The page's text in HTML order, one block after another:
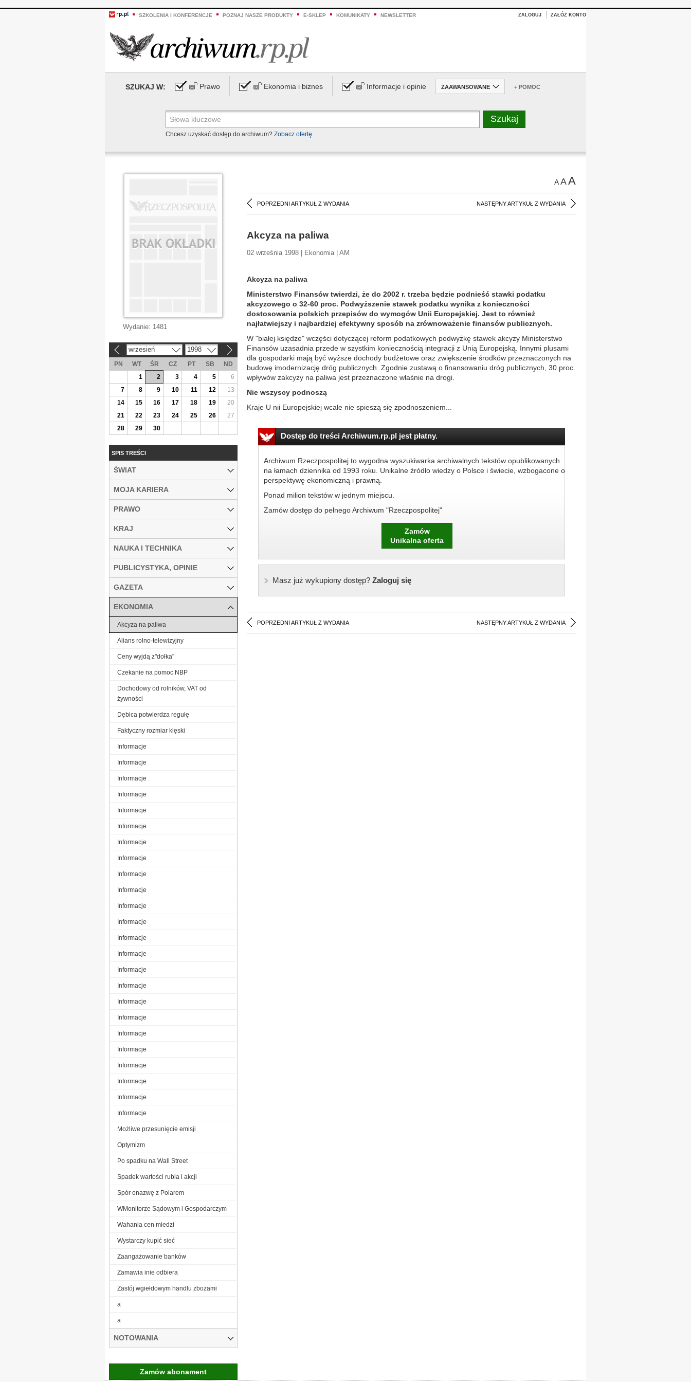
SZKOLENIA I KONFERENCJE POZNAJ NASZE PRODUKTY E-SKLEP KOMUNIKATY NEWSLETTER ZALOGUJ ZAŁÓŻ KONTO
SZUKAJ W: Prawo Ekonomia i biznes Informacje i opinie ZAAWANSOWANE + POMOC
Chcesz uzyskać dostęp do archiwum? Zobacz ofertę
AAA
POPRZEDNI ARTYKUŁ Z WYDANIA NASTĘPNY ARTYKUŁ Z WYDANIA
Akcyza na paliwa
02 września 1998 | Ekonomia | AM
Akcyza na paliwa
Ministerstwo Finansów twierdzi, że do 2002 r. trzeba będzie podnieść stawki podatku
akcyzowego o 32-60 proc. Podwyższenie stawek podatku wynika z konieczności
dostosowania polskich przepisów do wymogów Unii Europejskiej. Jest to również
najłatwiejszy i najbardziej efektywny sposób na zrównoważenie finansów publicznych.
W "białej księdze" wczęści dotyczącej reform podatkowych podwyżkę stawek akcyzy Ministerstwo
Finansów uzasadnia przede w szystkim koniecznością integracji z Unią Europejską. Innymi plusami
dla gospodarki mają być wyższe dochody budżetowe oraz zwiększenie środków przeznaczonych na
budowę imodernizację dróg publicznych. Zgodnie zustawą o finansowaniu dróg publicznych, 30 proc.
wpływów zakcyzy na paliwa jest przeznaczone właśnie na drogi.
Nie wszyscy podnoszą
Kraje U nii Europejskiej wcale nie spieszą się zpodnoszeniem...
Dostęp do treści Archiwum.rp.pl jest płatny.
Archiwum Rzeczpospolitej to wygodna wyszukiwarka archiwalnych tekstów opublikowanych
na łamach dziennika od 1993 roku. Unikalne źródło wiedzy o Polsce i świecie, wzbogacone o
perspektywę ekonomiczną i prawną.
Ponad milion tekstów w jednym miejscu.
Zamów dostęp do pełnego Archiwum "Rzeczpospolitej"
Zamów
Unikalna oferta
Masz już wykupiony dostęp?Zaloguj się
POPRZEDNI ARTYKUŁ Z WYDANIA NASTĘPNY ARTYKUŁ Z WYDANIA
Wydanie: 1481
wrzesień 1998
PN WT ŚR CZ PT SB
ND
1
2 3 4 5
6
7
8 9 10 11 12
13
14
15 16 17 18 19
20
21
22 23 24 25 26
27
28
29 30
SPIS TREŚCI
ŚWIAT
MOJA KARIERA
PRAWO
KRAJ
NAUKA I TECHNIKA
PUBLICYSTYKA, OPINIE
GAZETA
EKONOMIA
Akcyza na paliwa
Alians rolno-telewizyjny
Ceny wyjdą z"dołka"
Czekanie na pomoc NBP
Dochodowy od rolników, VAT od
żywności
Dębica potwierdza regułę
Faktyczny rozmiar klęski
Informacje
Informacje
Informacje
Informacje
Informacje
Informacje
Informacje
Informacje
Informacje
Informacje
Informacje
Informacje
Informacje
Informacje
Informacje
Informacje
Informacje
Informacje
Informacje
Informacje
Informacje
Informacje
Informacje
Informacje
Możliwe przesunięcie emisji
Optymizm
Po spadku na Wall Street
Spadek wartości rubla i akcji
Spór onazwę z Polarem
WMonitorze Sądowym i Gospodarczym
Wahania cen miedzi
Wystarczy kupić sieć
Zaangażowanie banków
Zamawia inie odbiera
Zastój wgiełdowym handlu zbożami
a
a
NOTOWANIA
Zamów abonament